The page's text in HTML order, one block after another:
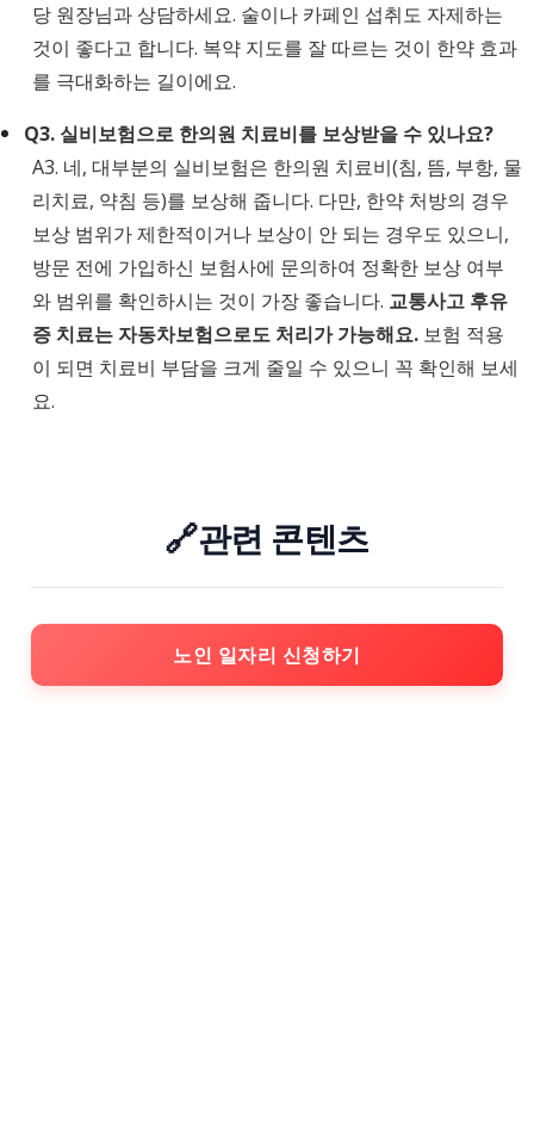
당 원장님과 상담하세요. 술이나 카페인 섭취도 자제하는
것이 좋다고 합니다. 복약 지도를 잘 따르는 것이 한약 효과
를 극대화하는 길이에요.
Q3. 실비보험으로 한의원 치료비를 보상받을 수 있나요?
A3. 네, 대부분의 실비보험은 한의원 치료비(침, 뜸, 부항, 물
리치료, 약침 등)를 보상해 줍니다. 다만, 한약 처방의 경우
보상 범위가 제한적이거나 보상이 안 되는 경우도 있으니,
방문 전에 가입하신 보험사에 문의하여 정확한 보상 여부
와 범위를 확인하시는 것이 가장 좋습니다. 교통사고 후유
증 치료는 자동차보험으로도 처리가 가능해요. 보험 적용
이 되면 치료비 부담을 크게 줄일 수 있으니 꼭 확인해 보세
요.
🔗관련 콘텐츠
노인 일자리 신청하기